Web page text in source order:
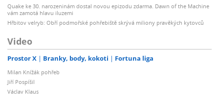
Quake ke 30. narozeninám dostal novou epizodu zdarma. Dawn of the Machine
vám zamotá hlavu iluzemi
Hřbitov velryb: Obří podmořské pohřebiště skrývá miliony pravěkých kytovců
Video
Prostor X Branky, body, kokoti Fortuna liga
Milan Knížák pohřeb
Jiří Pospíšil
Václav Klaus